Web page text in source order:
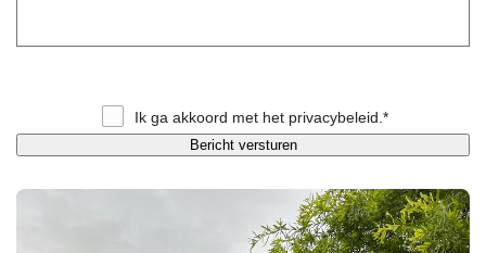
Ik ga akkoord met het privacybeleid.*